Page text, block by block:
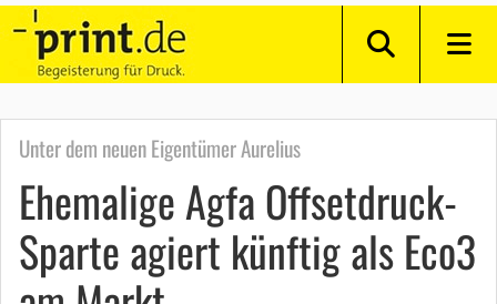
Unter dem neuen Eigentümer Aurelius
Ehemalige Agfa Offsetdruck-
Sparte agiert künftig als Eco3